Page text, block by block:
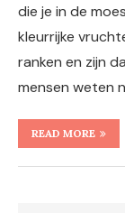
die je in de
kleurrijke
ranken en zijn
mensen weten
READ MORE